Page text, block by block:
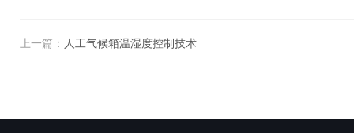
上一篇： 人工气候箱温湿度控制技术